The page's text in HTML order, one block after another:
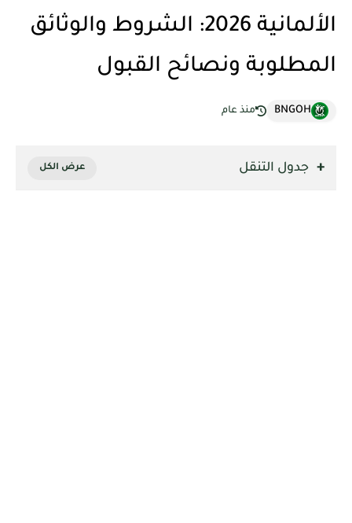
الألمانية 2026: الشروط والوثائق
المطلوبة ونصائح القبول
BNGOH منذ عام
جدول التنقل